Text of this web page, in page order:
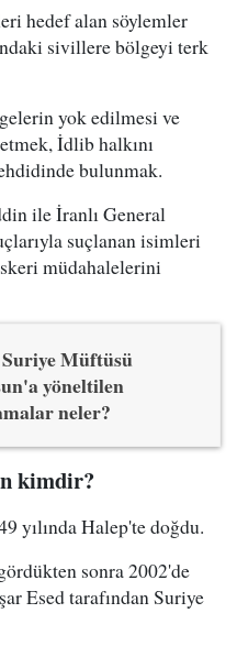
hedef alan söylemler
sivillere bölgeyi terk
yok edilmesi ve
İdlib halkını
bulunmak.
ile İranlı General
suçlanan isimleri
müdahalelerini
Müftüsü
yöneltilen
neler?
kimdir?
yılında Halep'te doğdu.
sonra 2002'de
Esed tarafından Suriye